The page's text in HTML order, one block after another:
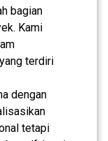
bagian
Kami
terdiri
dengan
tetapi